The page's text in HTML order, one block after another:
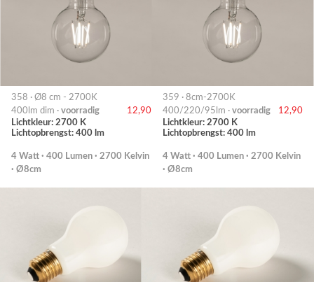
358 · Ø8 cm - 2700K
400lm dim · voorradig
12,90
Lichtkleur: 2700 K
Lichtopbrengst: 400 lm
4 Watt · 400 Lumen · 2700 Kelvin
· Ø8cm
359 · 8cm-2700K
400/220/95lm · voorradig
12,90
Lichtkleur: 2700 K
Lichtopbrengst: 400 lm
4 Watt · 400 Lumen · 2700 Kelvin
· Ø8cm